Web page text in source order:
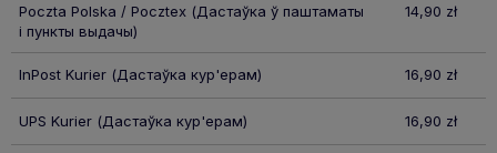
Poczta Polska / Pocztex(Дастаўка ў паштаматы
і пункты выдачы)
14,90 zł
InPost Kurier(Дастаўка кур'ерам) 16,90 zł
UPS Kurier(Дастаўка кур'ерам) 16,90 zł